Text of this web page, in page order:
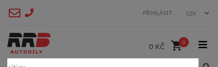
PŘIHLÁSIT
0 KČ 0